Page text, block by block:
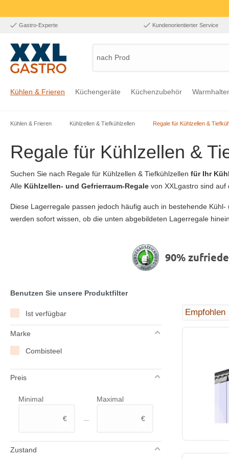
Gastro-Experte Kundenorientierter Service
nach Produkt,
Kühlen & Frieren Küchengeräte Küchenzubehör
Kühlen & Frieren Kühlzellen & Tiefkühlzellen Regale für Kühlzellen &
Regale für Kühlzellen &
Suchen Sie nach Regale für Kühlzellen & Tiefkühlzellen für Ihr
Alle Kühlzellen- und Gefrierraum-Regale von XXLgastro sind
Diese Lagerregale passen jedoch häufig auch in bestehende
werden sofort wissen, ob die unten abgebildeten Lagerregale
90%
Benutzen Sie unsere Produktfilter
Ist verfügbar
Marke
Combisteel
Preis
Minimal
€ –
Maximal
€
Zustand